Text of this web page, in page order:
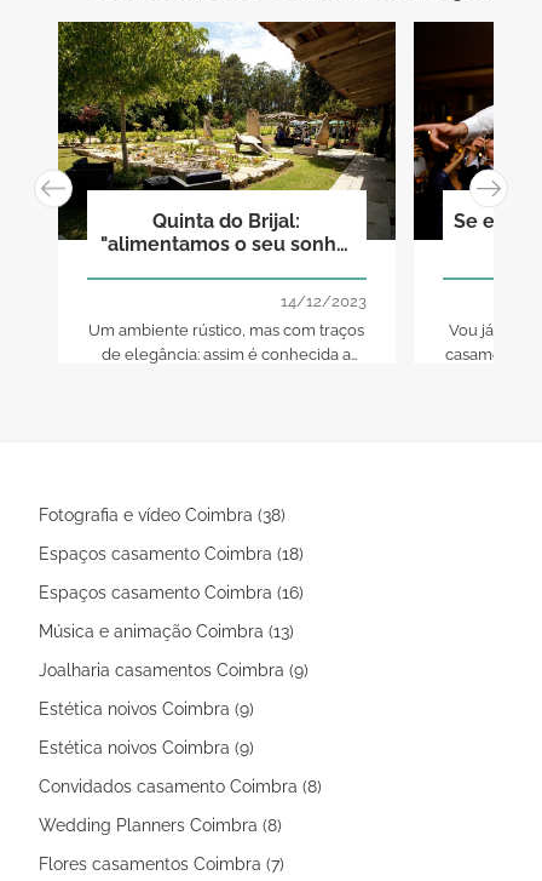
Quinta do Brijal:
"alimentamos o seu sonho,
14/12/2023
Um ambiente rústico, mas com traços
de elegância: assim é conhecida a
Se eu
Vou já
casamento
Fotografia e vídeo Coimbra (38)
Espaços casamento Coimbra (18)
Espaços casamento Coimbra (16)
Música e animação Coimbra (13)
Joalharia casamentos Coimbra (9)
Estética noivos Coimbra (9)
Estética noivos Coimbra (9)
Convidados casamento Coimbra (8)
Wedding Planners Coimbra (8)
Flores casamentos Coimbra (7)